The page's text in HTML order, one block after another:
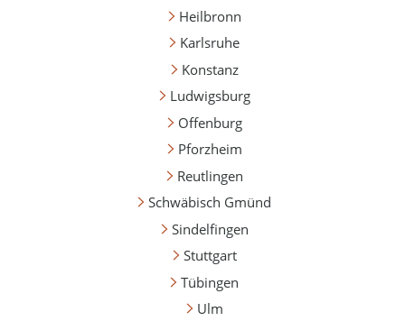
Heilbronn
Karlsruhe
Konstanz
Ludwigsburg
Offenburg
Pforzheim
Reutlingen
Schwäbisch Gmünd
Sindelfingen
Stuttgart
Tübingen
Ulm